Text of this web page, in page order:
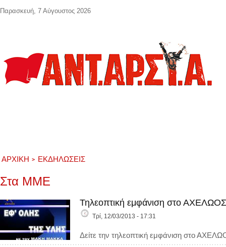
ΑΡΧΙΚΉ ΕΚΔΗΛΏΣΕΙΣ
Στα ΜΜΕ
Τηλεοπτική εμφάνιση στο
Τρί, 12/03/2013 - 17:31
Δείτε την τηλεοπτική εμφάνιση στο
Παρασκευή, 7 Αύγουστος 2026